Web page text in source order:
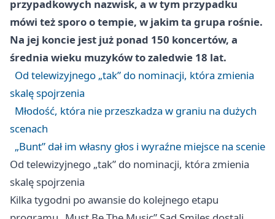
przypadkowych nazwisk, a w tym przypadku
mówi też sporo o tempie, w jakim ta grupa rośnie.
Na jej koncie jest już ponad 150 koncertów, a
średnia wieku muzyków to zaledwie 18 lat.
Od telewizyjnego „tak” do nominacji, która zmienia
skalę spojrzenia
Młodość, która nie przeszkadza w graniu na dużych
scenach
„Bunt” dał im własny głos i wyraźne miejsce na scenie
Od telewizyjnego „tak” do nominacji, która zmienia
skalę spojrzenia
Kilka tygodni po awansie do kolejnego etapu